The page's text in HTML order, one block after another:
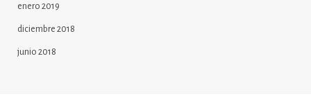
enero 2019
diciembre 2018
junio 2018